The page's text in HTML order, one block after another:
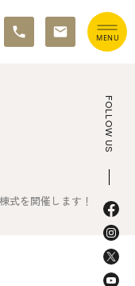
FOLLOW US
式を開催します！